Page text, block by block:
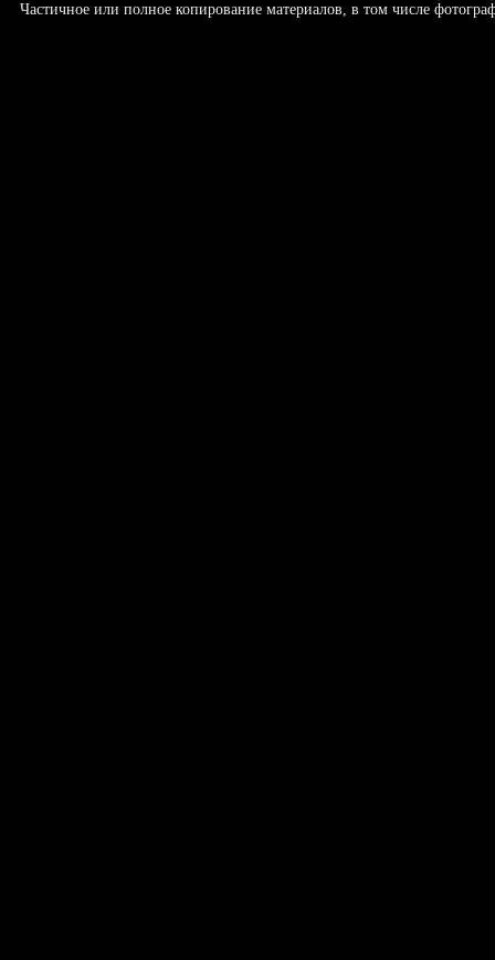
Частичное или полное копирование материалов, в том числе